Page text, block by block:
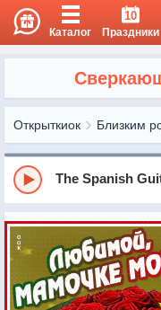
Каталог
10
Праздники
Открыткиок Близким